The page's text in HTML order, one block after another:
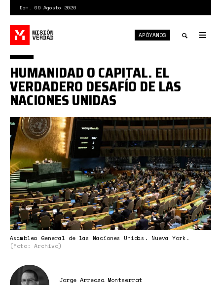
contenido
principal
Dom. 09 Agosto 2026
APÓYANOS
ONUAsamblea.jpg
Asamblea General de las Naciones Unidas. Nueva York.
(Foto: Archivo)
HUMANIDAD O CAPITAL. EL
VERDADERO DESAFÍO DE LAS
NACIONES UNIDAS
Jorge Arreaza Montserrat